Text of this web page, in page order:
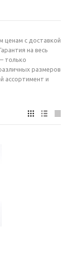
ценам с доставкой
на весь
только
размеров
ассортимент и